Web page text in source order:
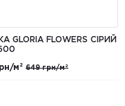
GLORIA FLOWERS СІРИЙ
м² 649 грн/м²